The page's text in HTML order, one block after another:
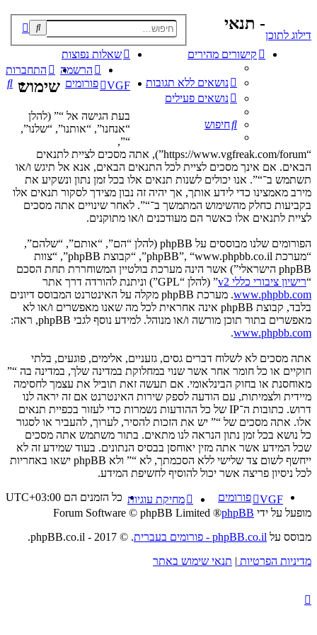
דילוג לתוכן
קישורים מהירים
נושאים ללא תגובות
נושאים פעילים
חיפוש
שאלות נפוצות
התחברות
הרשמה
VGF
פורומים
- תנאי
שימוש
בעת הגישה אל “” (להלן
“אנחנו”, “אותנו”, “שלנו”,
“”,
“https://www.vgfreak.com/forum”), אתה מסכים לציית לתנאים
הבאים. אם אינך מסכים לציית לכל התנאים הבאים, אנא אל תיגש ו/או
תשתמש ב־“”. אנו יכולים לשנות תנאים אלו בכל זמן נתון ונשקיע את
מירב מאמצינו כדי לידע אותך, אך יהיה זה נבון מצידך לסקור תנאים אלו
בקביעות כחלק מהשימוש המתמשך ב־“”. לאחר שינויים אתה מסכים
לציית לתנאים אלו כאשר הם מעודכנים ו/או מתוקנים.
הפורומים שלנו מבוססים על phpBB (להלן “הם”, “אותם”, “שלהם”,
“מערכת phpBB”, “www.phpbb.co.il”, “קבוצת phpBB”, “צוות
phpBB הישראלי”) אשר הינה מערכת בולטיין המשוחררת תחת הסכם
“רישיון ציבורי כללי v2
” (להלן “GPL”) וניתנת להורדה דרך אתר
www.phpbb.com
. מערכת phpBB מקלה על האינטרנט המבוסס דיונים
בלבד, קבוצת phpBB אינה אחראית לכל מה שאנו מאפשרים ו/או לא
מאפשרים בתור תוכן מורשה ו/או מנוהל. למידע נוסף לגבי phpBB, ראה:
www.phpbb.com
.
אתה מסכים לא לשלוח דברים גסים, גזעניים, אלימים, פוגעים, בלתי
חוקיים או כל חומר אחר אשר שנוי במחלוקת במדינה שלך, במדינה בה “”
מאוחסנת או בחוק הבינלאומי. אם תעשה זאת תוביל את עצמך לחסימה
מיידית ולצמיתות, עם הודעה לספק שירות האינטרנט אם זה יראה לנו
דרוש. כתובות ה־IP של כל ההודעות נשמרות כדי לעזור בכפיית תנאים
אלו. אתה מסכים של “” יש את הזכות להסיר, לערוך, להעביר או לסגור
כל נושא בכל זמן נתון הנראה לנו מתאים. בתור משתמש אתה מסכים
שכל המידע אשר אתה מזין יאוחסן בבסיס הנתונים. בעוד שמידע זה לא
ייחשף לשום צד שלישי ללא הסכמתך, לא “” ולא phpBB ישאו באחריות
לכל ניסיון פריצה אשר יכול להוסיף לחשיפת המידע.
VGF פורומים כל הזמנים הם UTC+03:00
מחיקת עוגיות
מופעל על ידי phpBB
® Forum Software © phpBB Limited
מבוסס על phpBB.co.il - פורומים בעברית
. © 2017 - phpBB.co.il.
מדיניות הפרטיות | תנאי שימוש באתר